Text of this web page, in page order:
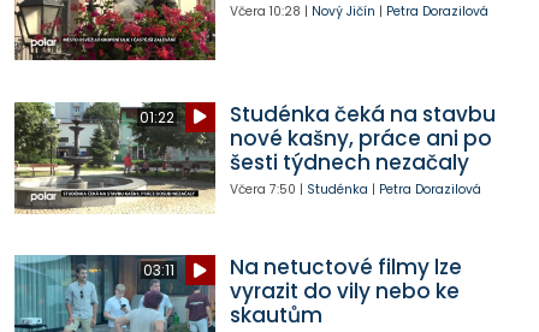
Včera 10:28 | Nový Jičín | Petra Dorazilová
01:22
Studénka čeká na stavbu
nové kašny, práce ani po
šesti týdnech nezačaly
Včera 7:50 | Studénka | Petra Dorazilová
03:11
Na netuctové filmy lze
vyrazit do vily nebo ke
skautům